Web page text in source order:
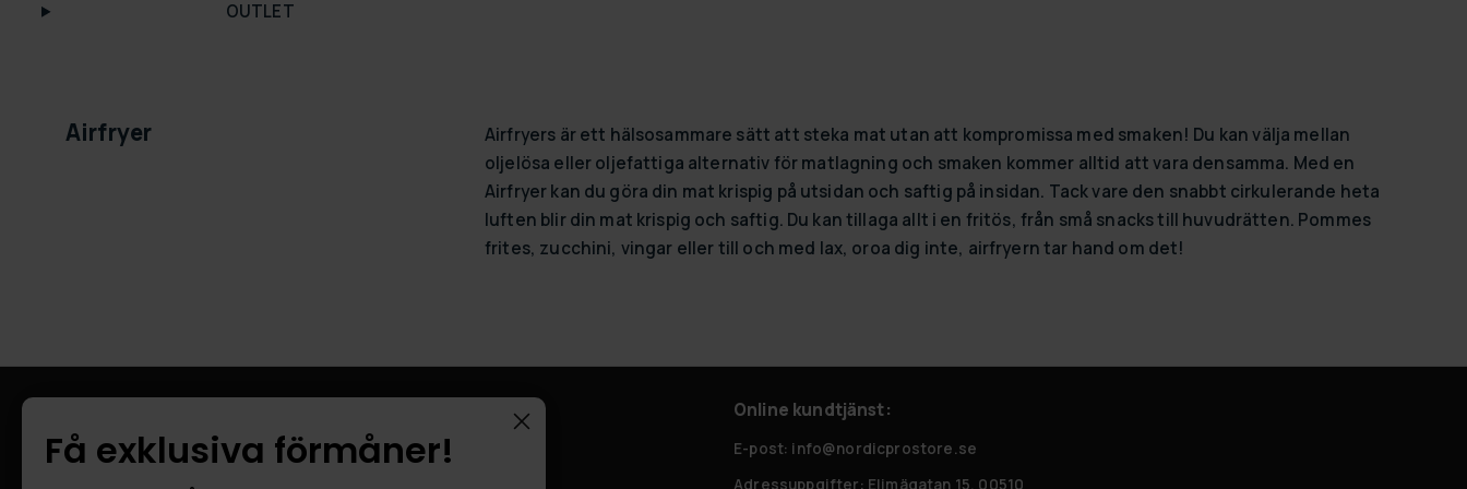
OUTLET
Airfryer
Airfryers är ett hälsosammare sätt att steka mat utan att kompromissa med smaken! Du kan välja mellan
oljelösa eller oljefattiga alternativ för matlagning och smaken kommer alltid att vara densamma. Med en
Airfryer kan du göra din mat krispig på utsidan och saftig på insidan. Tack vare den snabbt cirkulerande heta
luften blir din mat krispig och saftig. Du kan tillaga allt i en fritös, från små snacks till huvudrätten. Pommes
frites, zucchini, vingar eller till och med lax, oroa dig inte, airfryern tar hand om det!
Företagsinformation
FAQ - Vanliga frågor
Online kundtjänst:
E-post: info@nordicprostore.se
Adressuppgifter: Elimägatan 15, 00510
Få exklusiva förmåner!